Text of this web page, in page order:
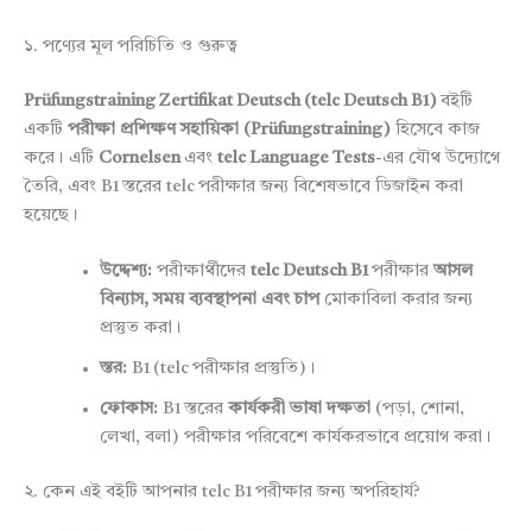
১. পণ্যের মূল পরিচিতি ও গুরুত্ব
Prüfungstraining Zertifikat Deutsch (telc Deutsch B1) বইটি
একটি পরীক্ষা প্রশিক্ষণ সহায়িকা (Prüfungstraining) হিসেবে কাজ
করে। এটি Cornelsenএবং telc Language Tests-এর যৌথ উদ্যোগে
তৈরি, এবং B1 স্তরের telc পরীক্ষার জন্য বিশেষভাবে ডিজাইন করা
হয়েছে।
উদ্দেশ্য: পরীক্ষার্থীদের telc Deutsch B1পরীক্ষার আসল
বিন্যাস, সময় ব্যবস্থাপনা এবং চাপমোকাবিলা করার জন্য
প্রস্তুত করা।
স্তর: B1 (telc পরীক্ষার প্রস্তুতি)।
ফোকাস: B1 স্তরের কার্যকরী ভাষা দক্ষতা(পড়া, শোনা,
লেখা, বলা) পরীক্ষার পরিবেশে কার্যকরভাবে প্রয়োগ করা।
২. কেন এই বইটি আপনার telc B1 পরীক্ষার জন্য অপরিহার্য?